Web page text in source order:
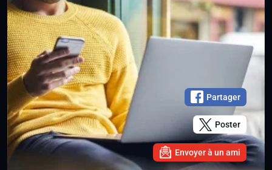
Partager
Poster
Envoyer à un ami